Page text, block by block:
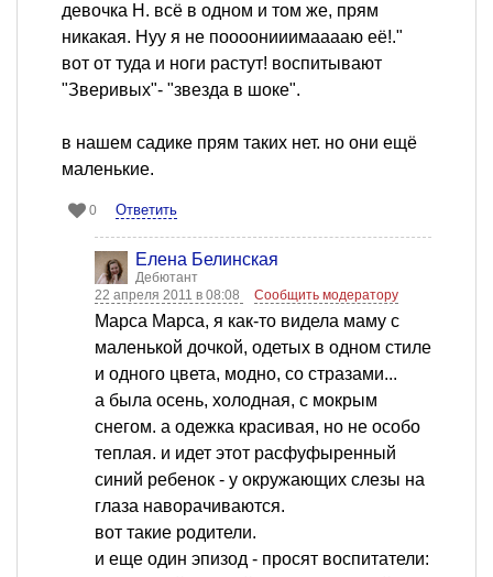
девочка Н. всё в одном и том же, прям
никакая. Нуу я не поооонииимааааю её!."
вот от туда и ноги растут! воспитывают
"Зверивых"- "звезда в шоке".
в нашем садике прям таких нет. но они ещё
маленькие.
0 Ответить
Елена Белинская
Дебютант
22 апреля 2011 в 08:08
Сообщить модератору
Марса Марса, я как-то видела маму с
маленькой дочкой, одетых в одном стиле
и одного цвета, модно, со стразами...
а была осень, холодная, с мокрым
снегом. а одежка красивая, но не особо
теплая. и идет этот расфуфыренный
синий ребенок - у окружающих слезы на
глаза наворачиваются.
вот такие родители.
и еще один эпизод - просят воспитатели: